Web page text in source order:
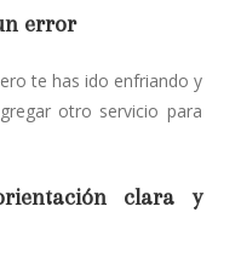
error
te has ido enfriando y
otro servicio para
clara y